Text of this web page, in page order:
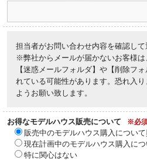
担当者がお問い合わせ内容を確認して
※弊社からメールが届かないお客様
【迷惑メールフォルダ】や【削除フ
れている可能性があります。恐れ入
ようお願い致します。
お得なモデルハウス販売について ※必
販売中のモデルハウス購入につい
現在計画中のモデルハウス購入に
特に関心はない